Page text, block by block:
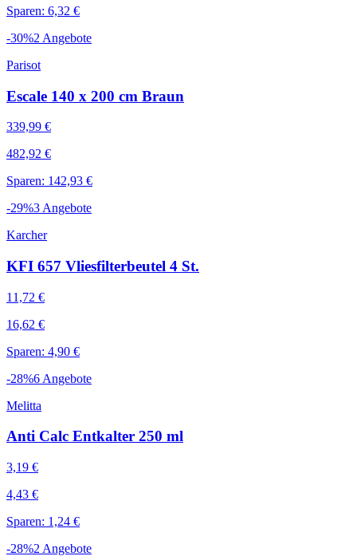
Sparen: 6,32 €
-30%2 Angebote
Parisot
Escale 140 x 200 cm Braun
339,99 €
482,92 €
Sparen: 142,93 €
-29%3 Angebote
Karcher
KFI 657 Vliesfilterbeutel 4 St.
11,72 €
16,62 €
Sparen: 4,90 €
-28%6 Angebote
Melitta
Anti Calc Entkalter 250 ml
3,19 €
4,43 €
Sparen: 1,24 €
-28%2 Angebote